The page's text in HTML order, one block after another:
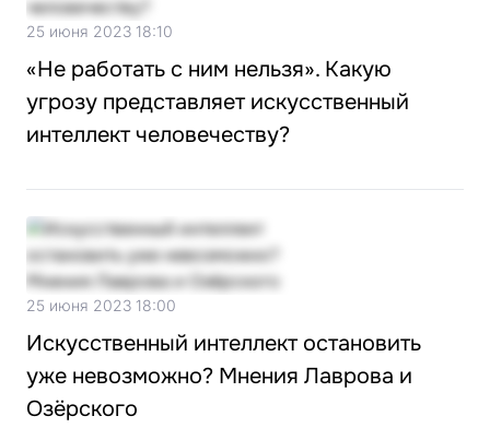
25 июня 2023 18:10
«Не работать с ним нельзя». Какую
угрозу представляет искусственный
интеллект человечеству?
25 июня 2023 18:00
Искусственный интеллект остановить
уже невозможно? Мнения Лаврова и
Озёрского